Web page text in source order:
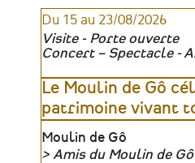
de
l'Orchestre
la
Clef
Champs
à
Combrée
Du 15 au 23/08/2026
Visite - Porte ouverte
Concert – Spectacle -
Le Moulin de Gô
patrimoine vivant
Lieu
Moulin de Gô
Amis du Moulin de Gô